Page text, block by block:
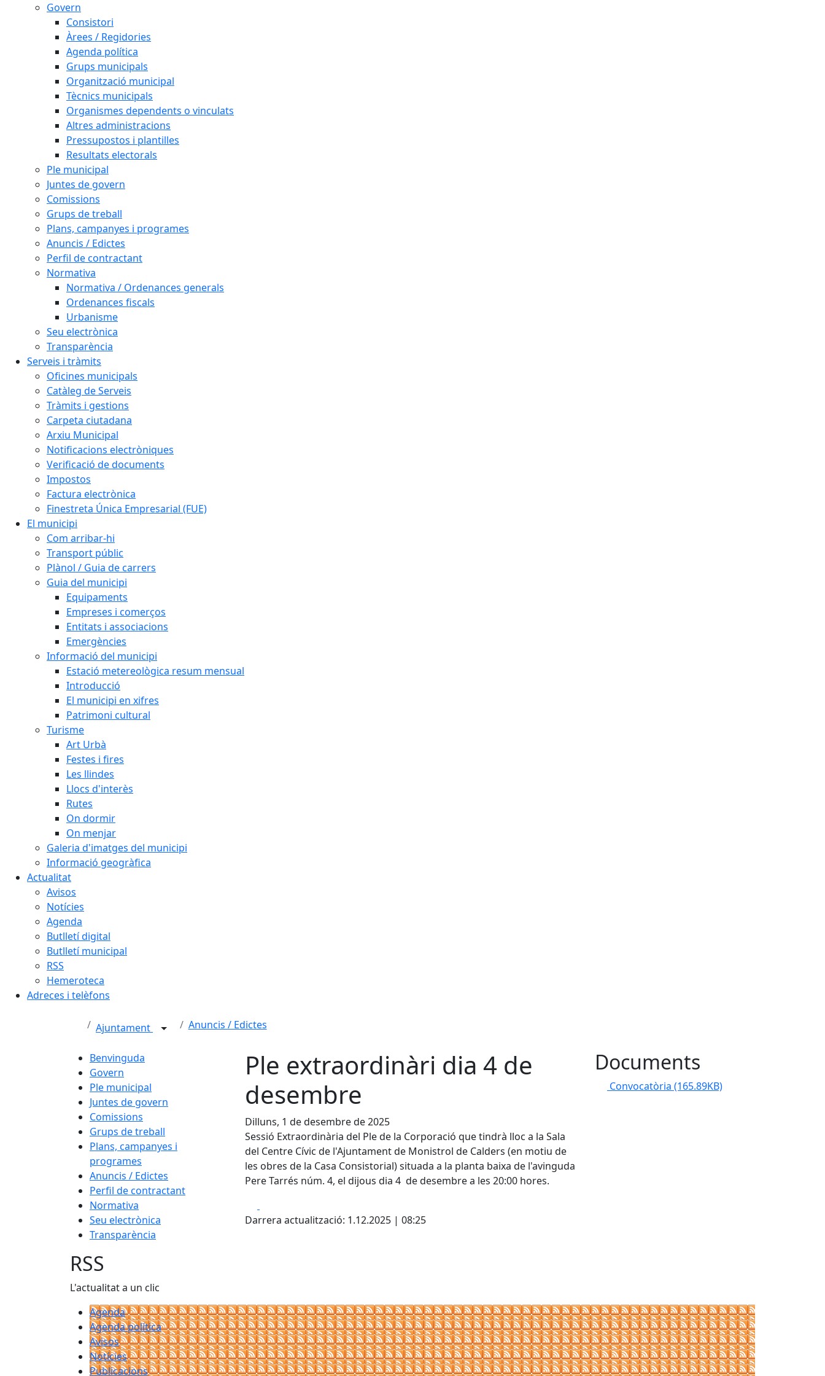
Govern
Consistori
Àrees / Regidories
Agenda política
Grups municipals
Organització municipal
Tècnics municipals
Organismes dependents o vinculats
Altres administracions
Pressupostos i plantilles
Resultats electorals
Ple municipal
Juntes de govern
Comissions
Grups de treball
Plans, campanyes i programes
Anuncis / Edictes
Perfil de contractant
Normativa
Normativa / Ordenances generals
Ordenances fiscals
Urbanisme
Seu electrònica
Transparència
Serveis i tràmits
Oficines municipals
Catàleg de Serveis
Tràmits i gestions
Carpeta ciutadana
Arxiu Municipal
Notificacions electròniques
Verificació de documents
Impostos
Factura electrònica
Finestreta Única Empresarial (FUE)
El municipi
Com arribar-hi
Transport públic
Plànol / Guia de carrers
Guia del municipi
Equipaments
Empreses i comerços
Entitats i associacions
Emergències
Informació del municipi
Estació metereològica resum mensual
Introducció
El municipi en xifres
Patrimoni cultural
Turisme
Art Urbà
Festes i fires
Les llindes
Llocs d'interès
Rutes
On dormir
On menjar
Galeria d'imatges del municipi
Informació geogràfica
Actualitat
Avisos
Notícies
Agenda
Butlletí digital
Butlletí municipal
RSS
Hemeroteca
Adreces i telèfons
Ajuntament Anuncis / Edictes
Benvinguda
Govern
Ple municipal
Juntes de govern
Comissions
Grups de treball
Plans, campanyes i
programes
Anuncis / Edictes
Perfil de contractant
Normativa
Seu electrònica
Transparència
Ple extraordinàri dia 4 de
desembre
Dilluns, 1 de desembre de 2025
Sessió Extraordinària del Ple de la Corporació que tindrà lloc a la Sala
del Centre Cívic de l'Ajuntament de Monistrol de Calders (en motiu de
les obres de la Casa Consistorial) situada a la planta baixa de l'avinguda
Pere Tarrés núm. 4, el dijous dia 4 de desembre a les 20:00 hores.
Darrera actualització: 1.12.2025 | 08:25
Documents
Convocatòria (165.89KB)
RSS
L'actualitat a un clic
Agenda
Agenda política
Avisos
Notícies
Publicacions